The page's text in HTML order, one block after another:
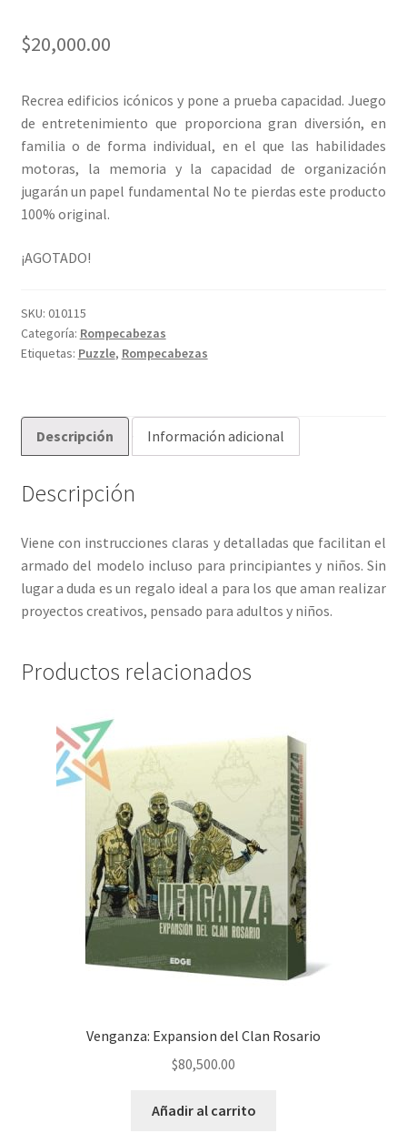
$20,000.00
Recrea edificios icónicos y pone a prueba capacidad. Juego
de entretenimiento que proporciona gran diversión, en
familia o de forma individual, en el que las habilidades
motoras, la memoria y la capacidad de organización
jugarán un papel fundamental No te pierdas este producto
100% original.
¡AGOTADO!
SKU: 010115
Categoría: Rompecabezas
Etiquetas: Puzzle, Rompecabezas
Descripción Información adicional
Descripción
Viene con instrucciones claras y detalladas que facilitan el
armado del modelo incluso para principiantes y niños. Sin
lugar a duda es un regalo ideal a para los que aman realizar
proyectos creativos, pensado para adultos y niños.
Productos relacionados
Venganza: Expansion del Clan Rosario
$80,500.00
Añadir al carrito